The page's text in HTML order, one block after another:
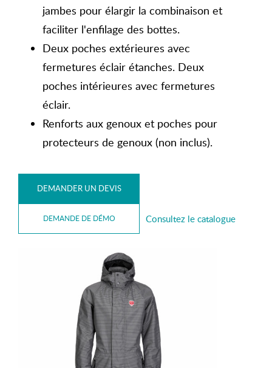
jambes pour élargir la combinaison et
faciliter l'enfilage des bottes.
Deux poches extérieures avec
fermetures éclair étanches. Deux
poches intérieures avec fermetures
éclair.
Renforts aux genoux et poches pour
protecteurs de genoux (non inclus).
DEMANDER UN DEVIS
DEMANDE DE DÉMO Consultez le catalogue